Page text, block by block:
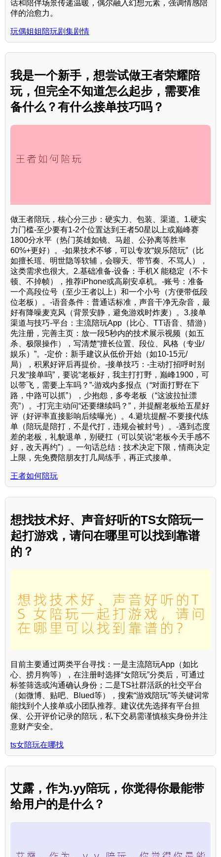
话和陪伴场景传递温暖，偶尔融入幻想元素，强调情感陪
伴的治愈力。
玩偶姐姐陪玩剧集剧情
我是一个新手，想尝试做王者荣耀陪
玩，但完全不知道怎么起步，需要准
备什么？有什么接单技巧吗？
做王者陪玩，核心分三步：硬实力、包装、渠道。1.硬实
力门槛-至少要有1-2个位置达到王者50星以上或巅峰赛
1800分水平（热门英雄如镜、马超、公孙离等胜率
60%+更好）。-如果技术不够，可以专攻“娱乐陪玩”（比
如擅长瑶、明世隐等软辅，会聊天、带节奏、不骂人），
这类需求也很大。2.基础准备-设备：手机X 能稳定（不卡
顿、不掉帧），推荐iPhone或高刷安卓机。-账号：准备
一个高段位号（至少王者以上）和一个小号（方便带低段
位老板）。-语音条件：普通话标准，声音干净无杂音，最
好有降噪麦克风（背景安静，避免游戏时炸麦）。3.接单
渠道与技巧-平台：主流陪玩App（比心、TT语音、猎游）
先注册，完善主页：放一段5秒内的技术展示视频（如五
杀、极限操作），写清楚“擅长位置、段位、风格（专业/
娱乐）”。-定价：新手建议从低价开始（如10-15元/
局），积累好评后再提价。-接单技巧：-主动打招呼时别
只发“接单吗”，要说“老板好，我主打打野，巅峰1900，可
以带飞，需要上车吗？”-游戏内多报点（“对面打野在下
路，中路可以抓”），少抱怨，多夸老板（“这波拉扯漂
亮”）。-打完主动问“还要继续吗？”，并提醒老板给五星好
评（好评率直接影响后续曝光）。4.避坑提醒-不要接代练
单（陪玩是陪打，不是代打，违规会被封号）。-遇到态度
差的老板，礼貌退单，别硬扛（可以笑说“老板今天手感不
好，改天再约”）。一句话总结：技术决定下限，情商决定
上限，先免费陪朋友打几局练手，再正式接单。
王者如何陪玩
想找技术好、声音好听的TS女陪玩一
起打游戏，请问在哪里可以找到靠谱
的？
目前主要通过两类平台寻找：一是主流陪玩App（如比
心、捞月狗等），在注册时选择“女陪玩”分类后，可通过
标签筛选或沟通确认身份；二是TS社群活跃的社交平台
（如微博、贴吧、Blued等），搜索“游戏陪玩”等关键词常
能找到个人接单或小团队推荐。建议优先选择有平台担
保、公开评价记录的陪玩，私下交易需谨慎核实身份并注
意财产安全。
ts女陪玩在哪找
艾露，作为.yy陪玩，你觉得你最能带
给用户的是什么？